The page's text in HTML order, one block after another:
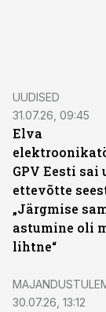
UUDISED
31.07.26, 09:45
Elva
GPV Eesti sai
ettevõtte
„Järgmise
astumine oli
lihtne“
30.07.26, 13:12